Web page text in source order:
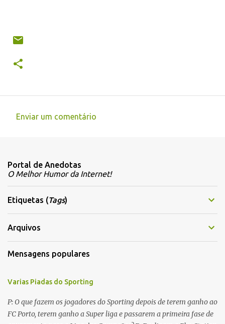
e
n
t
á
r
i
o
Enviar um comentário
Portal de Anedotas
O Melhor Humor da Internet!
Etiquetas (Tags)
Arquivos
Mensagens populares
Varias Piadas do Sporting
P: O que fazem os jogadores do Sporting depois de terem ganho ao
FC Porto, terem ganho a Super liga e passarem a primeira fase de